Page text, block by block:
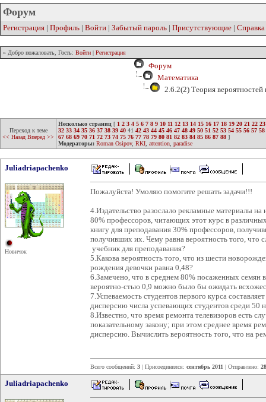
Форум
Регистрация | Профиль | Войти | Забытый пароль | Присутствующие | Справка
» Добро пожаловать, Гость: Войти | Регистрация
Форум
Математика
2.6.2(2) Теория вероятностей
Переход к теме
<< Назад Вперед >>
Несколько страниц [ 1 2 3 4 5 6 7 8 9 10 11 12 13 14 15 16 17 18 19 20 21 22 23
32 33 34 35 36 37 38 39 40 41 42 43 44 45 46 47 48 49 50 51 52 53 54 55 56 57 58
67 68 69 70 71 72 73 74 75 76 77 78 79 80 81 82 83 84 85 86 87 88 ]
Модераторы: Roman Osipov, RKI attention paradise
Juliadriapachenko
Новичок
Пожалуйста! Умоляю помогите решать задачи!!!
4.Издательство разослало рекламные материалы
80% профессоров, читающих этот курс в
книгу для преподавания 30% профессоров,
получивших их. Чему равна вероятность того, что
учебник для преподавания?
5.Какова вероятность того, что из шести
рождения девочки равна 0,48?
6.Замечено, что в среднем 80% посаженных семян
вероятно-стью 0,9 можно было бы ожидать
7.Успеваемость студентов первого курса
дисперсию числа успевающих студентов среди 50
8.Известно, что время ремонта телевизоров есть
показательному закону; при этом среднее время
дисперсию. Вычислить вероятность того, что на
Всего сообщений: 3 | Присоединился: сентябрь 2011 | Отправлено:
Juliadriapachenko